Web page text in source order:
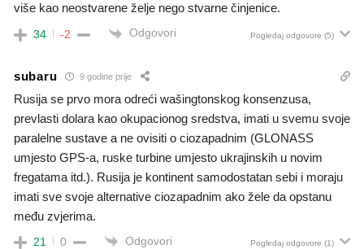
više kao neostvarene želje nego stvarne činjenice.
34 -2 Odgovori Pogledaj odgovore (5)
subaru 9 godine prije
Rusija se prvo mora odreći wašingtonskog konsenzusa,
prevlasti dolara kao okupacionog sredstva, imati u svemu svoje
paralelne sustave a ne ovisiti o ciozapadnim (GLONASS
umjesto GPS-a, ruske turbine umjesto ukrajinskih u novim
fregatama itd.). Rusija je kontinent samodostatan sebi i moraju
imati sve svoje alternative ciozapadnim ako žele da opstanu
među zvjerima.
21 0 Odgovori Pogledaj odgovore (1)